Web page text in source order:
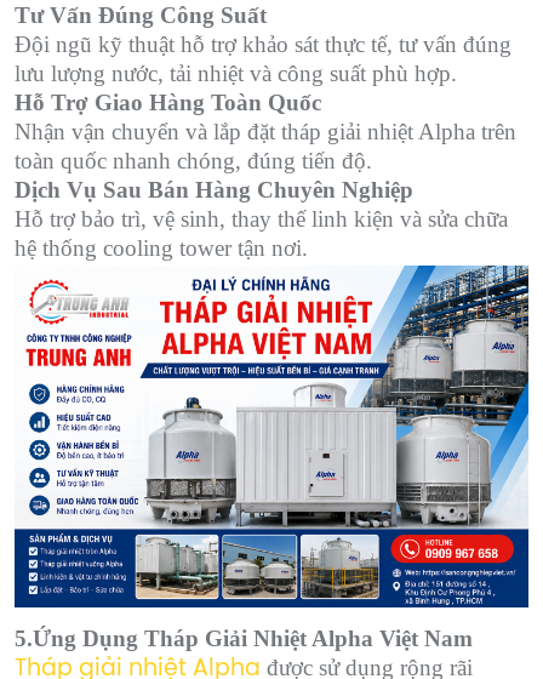
Tư Vấn Đúng Công Suất
Đội ngũ kỹ thuật hỗ trợ khảo sát thực tế, tư vấn đúng
lưu lượng nước, tải nhiệt và công suất phù hợp.
Hỗ Trợ Giao Hàng Toàn Quốc
Nhận vận chuyển và lắp đặt tháp giải nhiệt Alpha trên
toàn quốc nhanh chóng, đúng tiến độ.
Dịch Vụ Sau Bán Hàng Chuyên Nghiệp
Hỗ trợ bảo trì, vệ sinh, thay thế linh kiện và sửa chữa
hệ thống cooling tower tận nơi.
5.Ứng Dụng Tháp Giải Nhiệt Alpha Việt Nam
Tháp giải nhiệt Alpha được sử dụng rộng rãi